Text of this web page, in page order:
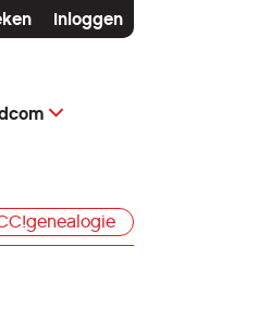
Inloggen